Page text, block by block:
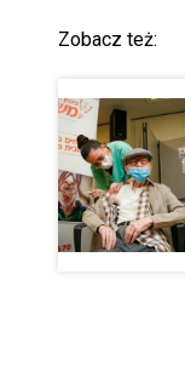
Zobacz też: